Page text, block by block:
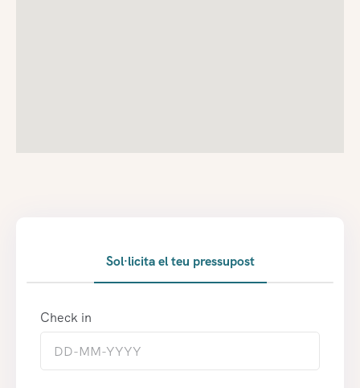
Sol·licita el teu pressupost
Check in